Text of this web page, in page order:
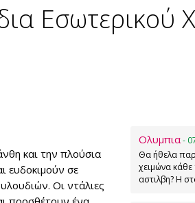
Εσωτερικού
και την πλούσια
ευδοκιμούν σε
Οι ντάλιες
Ολυμπια-
Θα ήθελα
χειμώνα
αστιλβη? Η